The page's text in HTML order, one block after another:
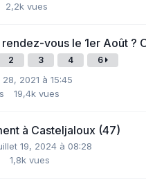
2,2k vues
rendez-vous le 1er Août ?
2 3 4 6
28, 2021 à 15:45
19,4k vues
à Casteljaloux (47)
19, 2024 à 08:28
1,8k vues